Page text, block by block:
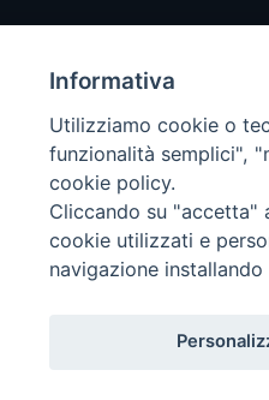
- Tutti i diritti
Informativa
Utilizziamo cookie o
funzionalità semplici",
cookie policy.
Cliccando su "accetta"
cookie utilizzati e
navigazione